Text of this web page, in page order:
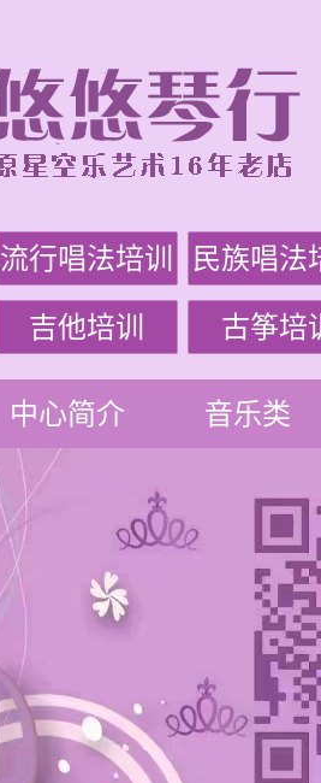
流行唱法培训 民族唱法
吉他培训 古筝培
中心简介 音乐类